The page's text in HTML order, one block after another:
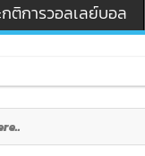
ติการวอลเลย์บอล